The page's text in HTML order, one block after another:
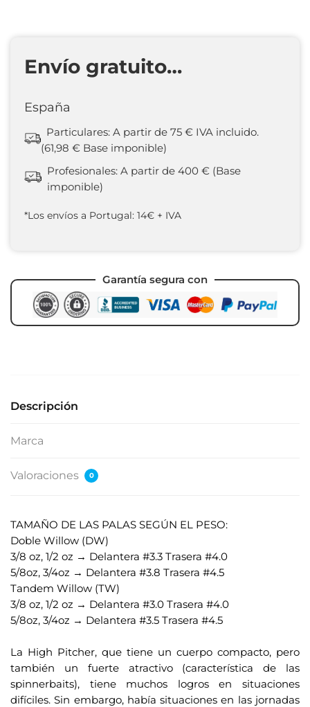
Envío gratuito…
España
Particulares: A partir de 75 € IVA incluido.
(61,98 € Base imponible)
Profesionales: A partir de 400 € (Base
imponible)
*Los envíos a Portugal: 14€ + IVA
Garantía segura con
Descripción
Marca
Valoraciones 0
TAMAÑO DE LAS PALAS SEGÚN EL PESO:
Doble Willow (DW)
3/8 oz, 1/2 oz → Delantera #3.3 Trasera #4.0
5/8oz, 3/4oz → Delantera #3.8 Trasera #4.5
Tandem Willow (TW)
3/8 oz, 1/2 oz → Delantera #3.0 Trasera #4.0
5/8oz, 3/4oz → Delantera #3.5 Trasera #4.5
La High Pitcher, que tiene un cuerpo compacto, pero
también un fuerte atractivo (característica de las
spinnerbaits), tiene muchos logros en situaciones
difíciles. Sin embargo, había situaciones en las jornadas